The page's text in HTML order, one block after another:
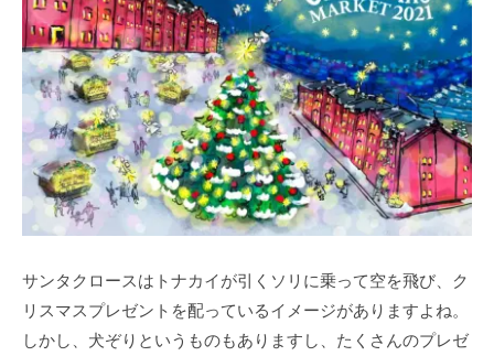
サンタクロースはトナカイが引くソリに乗って空を飛び、ク
リスマスプレゼントを配っているイメージがありますよね。
しかし、犬ぞりというものもありますし、たくさんのプレゼ